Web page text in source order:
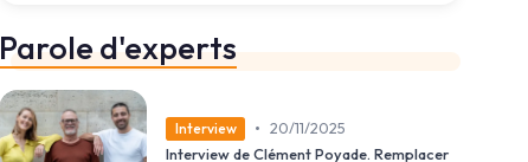
Parole d'experts
Interview • 20/11/2025
Interview de Clément Poyade. Remplacer